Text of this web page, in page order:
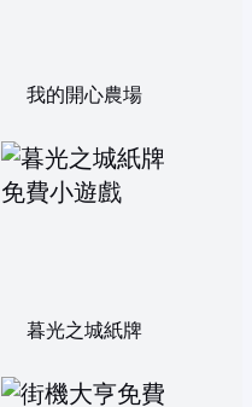
我的開心農場
暮光之城紙牌